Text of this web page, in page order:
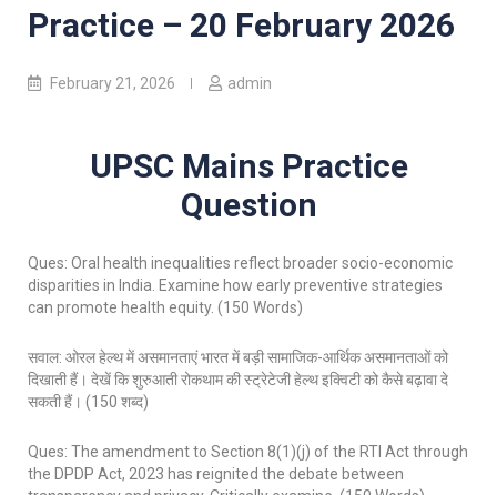
Practice – 20 February 2026
February 21, 2026 admin
UPSC Mains Practice
Question
Ques: Oral health inequalities reflect broader socio-economic
disparities in India. Examine how early preventive strategies
can promote health equity. (150 Words)
सवाल: ओरल हेल्थ में असमानताएं भारत में बड़ी सामाजिक-आर्थिक असमानताओं को
दिखाती हैं। देखें कि शुरुआती रोकथाम की स्ट्रेटेजी हेल्थ इक्विटी को कैसे बढ़ावा दे
सकती हैं। (150 शब्द)
Ques: The amendment to Section 8(1)(j) of the RTI Act through
the DPDP Act, 2023 has reignited the debate between